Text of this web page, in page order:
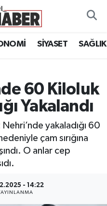
SİYASET SAĞLIK
60 Kiloluk
Yakalandı
yakaladığı 60
çam sırığına
O anlar cep
- 14:22
Haritası
ve Fikstür